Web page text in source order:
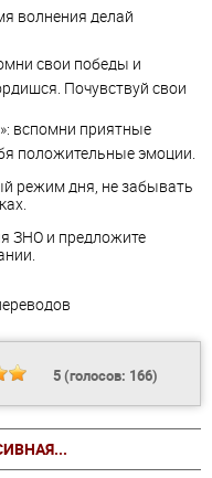
волнения делай
свои победы и
Почувствуй свои
вспомни приятные
положительные эмоции.
режим дня, не забывать
ЗНО и предложите
5(голосов: 166)